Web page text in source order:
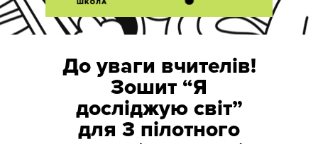
До уваги вчителів!
Зошит “Я
досліджую світ”
для 3 пілотного